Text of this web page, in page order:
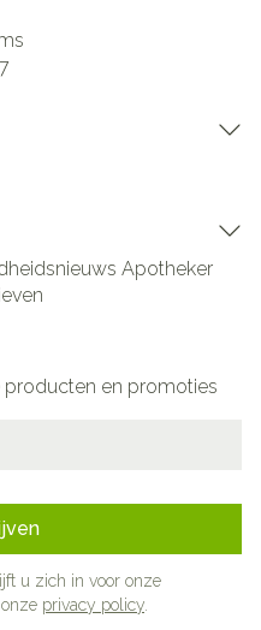
Apotheker
en promoties
u zich in voor onze
privacy policy